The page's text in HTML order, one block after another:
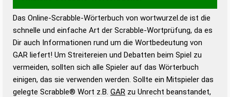
Wortwurzel liefert mit Hilfe eines semantischen
Wortanalyse-Algorithmus gute Anhaltspunkte zu
Wortbedeutung, Worttrennung und Wortform, um die
Gültigkeit eines Wortes für das Scrabble-Spiel zu
bestimmen!
zugelassene Turnier Scrabble-
Wörterbücher sind:
Das Online-Scrabble-Wörterbuch von wortwurzel.de ist die
schnelle und einfache Art der Scrabble-Wortprüfung, da es
Dir auch Informationen rund um die Wortbedeutung von
GAR liefert! Um Streitereien und Debatten beim Spiel zu
vermeiden, sollten sich alle Spieler auf das Wörterbuch
einigen, das sie verwenden werden. Sollte ein Mitspieler das
gelegte Scrabble® Wort z.B. GAR zu Unrecht beanstandet,